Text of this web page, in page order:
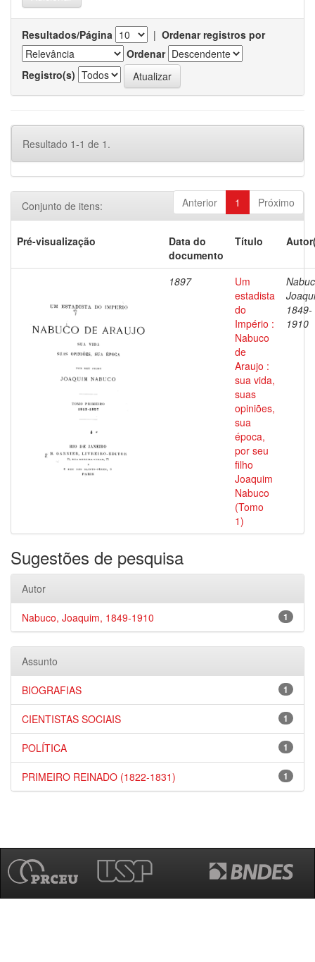
Resultados/Página | Ordenar registros por
Ordenar
Registro(s)
Resultado 1-1 de 1.
Anterior 1 Próximo
Conjunto de itens:
Pré-visualização
Data do
documento
Título
1897
Um
estadista
do
Império :
Nabuco
de
Araujo :
sua vida,
suas
opiniões,
sua
época,
por seu
filho
Joaquim
Nabuco
(Tomo
1)
1849-
1910
Sugestões de pesquisa
Autor
1
Nabuco, Joaquim, 1849-1910
Assunto
1
BIOGRAFIAS
1
CIENTISTAS SOCIAIS
1
POLÍTICA
1
PRIMEIRO REINADO (1822-1831)